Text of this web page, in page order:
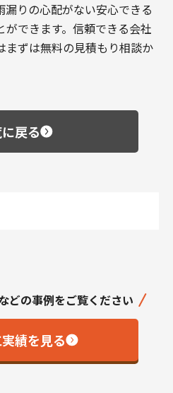
りの心配がない安心できる
できます。信頼できる会社
まずは無料の見積もり相談か
戻る
どの事例をご覧ください
績を見る